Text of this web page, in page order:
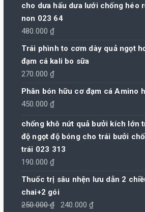
cho dưa hấu dưa lưới chống héo
non 023 64
480.000₫
Trái phình to cơm dày quả ngọt
đạm cá kali bo sữa
270.000₫
Phân bón hữu cơ đạm cá Amino
450.000₫
chống khô nứt quả bưởi kích lớn
độ ngọt độ bóng cho trái bưởi
trái 023 313
190.000₫
Thuốc trị sâu nhện lưu dẫn 2
chai+2 gói
250.000₫
Giá
240.000₫